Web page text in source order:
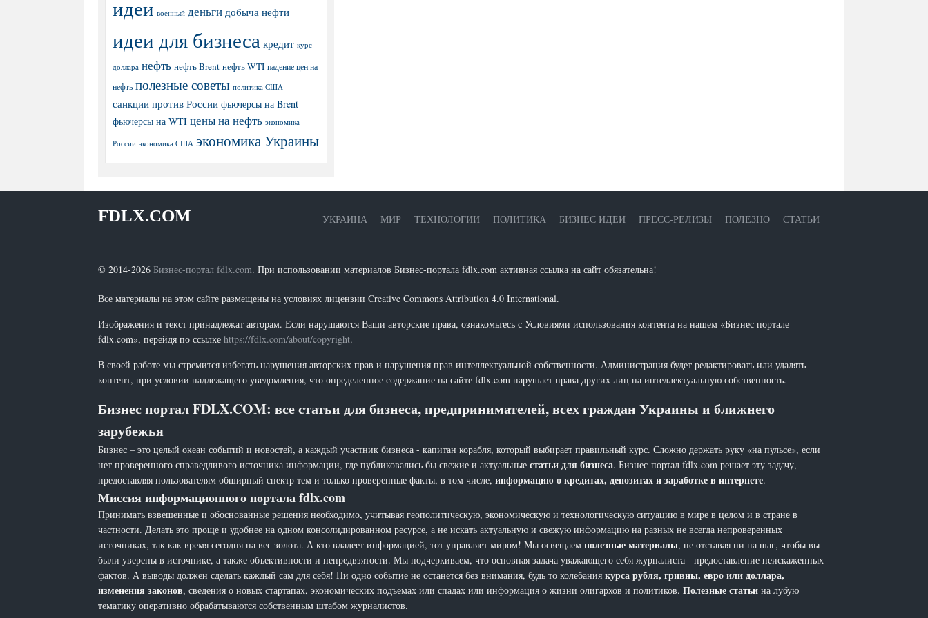
идеи военный деньги добыча нефти
идеи для бизнеса кредит курс
доллара нефть нефть Brent нефть WTI падение цен на
нефть полезные советы политика США
санкции против России фьючерсы на Brent
фьючерсы на WTI цены на нефть экономика
России экономика США экономика Украины
УКРАИНА МИР ТЕХНОЛОГИИ ПОЛИТИКА БИЗНЕС ИДЕИ ПРЕСС-РЕЛИЗЫ ПОЛЕЗНО СТАТЬИ
FDLX.COM
© 2014-2026 Бизнес-портал fdlx.com. При использовании материалов Бизнес-портала fdlx.com активная ссылка на сайт обязательна!
Все материалы на этом сайте размещены на условиях лицензии Creative Commons Attribution 4.0 International.
Изображения и текст принадлежат авторам. Если нарушаются Ваши авторские права, ознакомьтесь с Условиями использования контента на нашем «Бизнес портале
fdlx.com», перейдя по ссылке https://fdlx.com/about/copyright.
В своей работе мы стремится избегать нарушения авторских прав и нарушения прав интеллектуальной собственности. Администрация будет редактировать или удалять
контент, при условии надлежащего уведомления, что определенное содержание на сайте fdlx.com нарушает права других лиц на интеллектуальную собственность.
Бизнес портал FDLX.COM: все статьи для бизнеса, предпринимателей, всех граждан Украины и ближнего
зарубежья
Бизнес – это целый океан событий и новостей, а каждый участник бизнеса - капитан корабля, который выбирает правильный курс. Сложно держать руку «на пульсе», если
нет проверенного справедливого источника информации, где публиковались бы свежие и актуальные статьи для бизнеса. Бизнес-портал fdlx.com решает эту задачу,
предоставляя пользователям обширный спектр тем и только проверенные факты, в том числе, информацию о кредитах, депозитах и заработке в интернете.
Миссия информационного портала fdlx.com
Принимать взвешенные и обоснованные решения необходимо, учитывая геополитическую, экономическую и технологическую ситуацию в мире в целом и в стране в
частности. Делать это проще и удобнее на одном консолидированном ресурсе, а не искать актуальную и свежую информацию на разных не всегда непроверенных
источниках, так как время сегодня на вес золота. А кто владеет информацией, тот управляет миром! Мы освещаем полезные материалы, не отставая ни на шаг, чтобы вы
были уверены в источнике, а также объективности и непредвзятости. Мы подчеркиваем, что основная задача уважающего себя журналиста - предоставление неискаженных
фактов. А выводы должен сделать каждый сам для себя! Ни одно событие не останется без внимания, будь то колебания курса рубля, гривны, евро или доллара,
изменения законов, сведения о новых стартапах, экономических подъемах или спадах или информация о жизни олигархов и политиков. Полезные статьи на лубую
тематику оперативно обрабатываются собственным штабом журналистов.